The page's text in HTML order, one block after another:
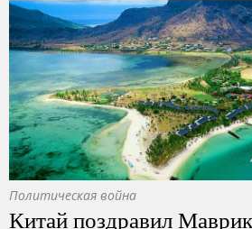
Политическая война
Китай поздравил